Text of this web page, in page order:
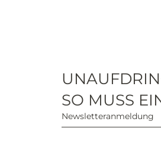
SO MUSS
Newsletteranmeldung